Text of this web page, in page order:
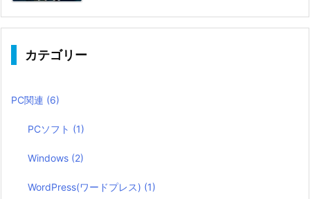
カテゴリー
PC関連 (6)
PCソフト (1)
Windows (2)
WordPress(ワードプレス) (1)